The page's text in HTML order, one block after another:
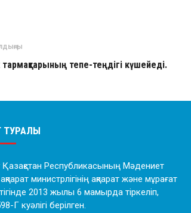
тармақтарының тепе-теңдігі күшейеді.
ТУРАЛЫ
Қазақстан Республикасының Мәдениет
министрлігінің ақпарат және мұрағат
2013 жылы 6 мамырда тіркеліп,
Г куәлігі берілген.